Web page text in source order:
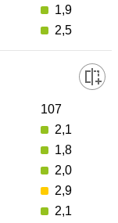
1,9
2,5
107
2,1
1,8
2,0
2,9
2,1